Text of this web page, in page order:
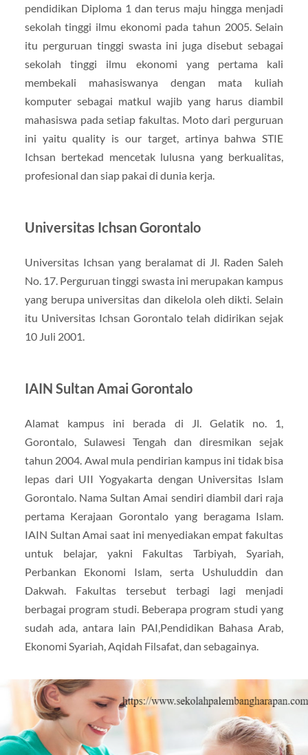
pendidikan Diploma 1 dan terus maju hingga menjadi
sekolah tinggi ilmu ekonomi pada tahun 2005. Selain
itu perguruan tinggi swasta ini juga disebut sebagai
sekolah tinggi ilmu ekonomi yang pertama kali
membekali mahasiswanya dengan mata kuliah
komputer sebagai matkul wajib yang harus diambil
mahasiswa pada setiap fakultas. Moto dari perguruan
ini yaitu quality is our target, artinya bahwa STIE
Ichsan bertekad mencetak lulusna yang berkualitas,
profesional dan siap pakai di dunia kerja.
Universitas Ichsan Gorontalo
Universitas Ichsan yang beralamat di Jl. Raden Saleh
No. 17. Perguruan tinggi swasta ini merupakan kampus
yang berupa universitas dan dikelola oleh dikti. Selain
itu Universitas Ichsan Gorontalo telah didirikan sejak
10 Juli 2001.
IAIN Sultan Amai Gorontalo
Alamat kampus ini berada di Jl. Gelatik no. 1,
Gorontalo, Sulawesi Tengah dan diresmikan sejak
tahun 2004. Awal mula pendirian kampus ini tidak bisa
lepas dari UII Yogyakarta dengan Universitas Islam
Gorontalo. Nama Sultan Amai sendiri diambil dari raja
pertama Kerajaan Gorontalo yang beragama Islam.
IAIN Sultan Amai saat ini menyediakan empat fakultas
untuk belajar, yakni Fakultas Tarbiyah, Syariah,
Perbankan Ekonomi Islam, serta Ushuluddin dan
Dakwah. Fakultas tersebut terbagi lagi menjadi
berbagai program studi. Beberapa program studi yang
sudah ada, antara lain PAI,Pendidikan Bahasa Arab,
Ekonomi Syariah, Aqidah Filsafat, dan sebagainya.